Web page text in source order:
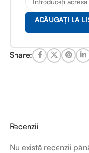
ADĂUGAȚI LA
Share:
Recenzii
Nu există recenzii